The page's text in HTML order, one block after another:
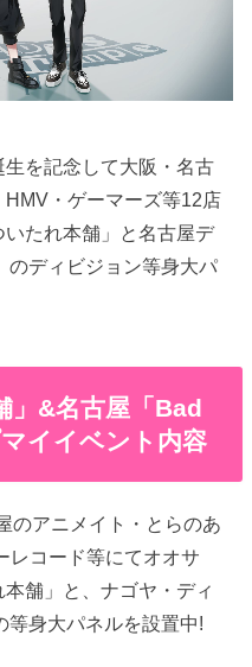
を記念して大阪・名古
・ゲーマーズ等12店
たれ本舗」と名古屋デ
のディビジョン等身大パ
」&名古屋「Bad
イイベント内容
のアニメイト・とらのあ
レコード等にてオオサ
舗」と、ナゴヤ・ディ
等身大パネルを設置中!